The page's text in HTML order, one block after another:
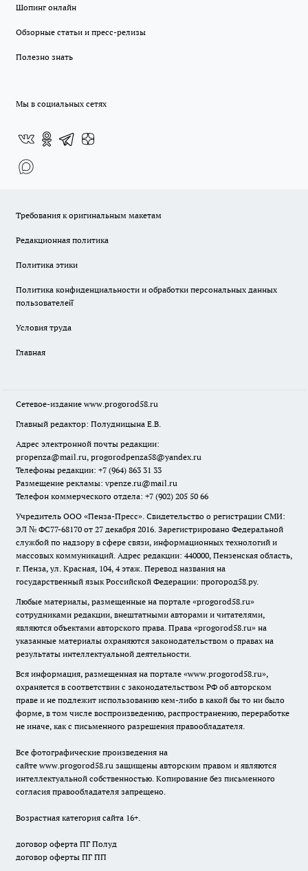
Шопинг онлайн
Обзорные статьи и пресс-релизы
Полезно знать
Мы в социальных сетях
Требования к оригинальным макетам
Редакционная политика
Политика этики
Политика конфиденциальности и обработки персональных данных
пользователей̆
Условия труда
Главная
Сетевое-издание www.progorod58.ru
Главный редактор: Полудницына Е.В.
Адрес электронной почты редакции:
propenza@mail.ru, progorodpenza58@yandex.ru
Телефоны редакции: +7 (964) 863 31 33
Размещение рекламы: vpenze.ru@mail.ru
Телефон коммерческого отдела: +7 (902) 205 50 66
Учредитель ООО «Пенза-Пресс». Свидетельство о регистрации СМИ:
ЭЛ № ФС77-68170 от 27 декабря 2016. Зарегистрировано Федеральной
службой по надзору в сфере связи, информационных технологий и
массовых коммуникаций. Адрес редакции: 440000, Пензенская область,
г. Пенза, ул. Красная, 104, 4 этаж. Перевод названия на
государственный язык Российской Федерации: прогород58.ру.
Любые материалы, размещенные на портале «progorod58.ru»
сотрудниками редакции, внештатными авторами и читателями,
являются объектами авторского права. Права «progorod58.ru» на
указанные материалы охраняются законодательством о правах на
результаты интеллектуальной деятельности.
Вся информация, размещенная на портале «www.progorod58.ru»,
охраняется в соответствии с законодательством РФ об авторском
праве и не подлежит использованию кем-либо в какой бы то ни было
форме, в том числе воспроизведению, распространению, переработке
не иначе, как с письменного разрешения правообладателя.
Все фотографические произведения на
сайте www.progorod58.ru защищены авторским правом и являются
интеллектуальной собственностью. Копирование без письменного
согласия правообладателя запрещено.
Возрастная категория сайта 16+.
договор оферта ПГ Полуд
договор оферты ПГ ПП